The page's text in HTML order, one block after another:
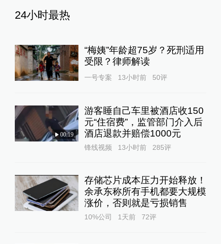
24小时最热
“梅姨”年龄超75岁？死刑适用
受限？律师解读
一号专案 13小时前 50评
00:19
游客睡自己车里被酒店收150
元“住宿费”，监管部门介入后
酒店退款并赔偿1000元
锋线视频 13小时前 285评
存储芯片成本压力开始释放！
余承东称所有手机都要大规模
涨价，否则就是亏损销售
10%公司 1天前 72评